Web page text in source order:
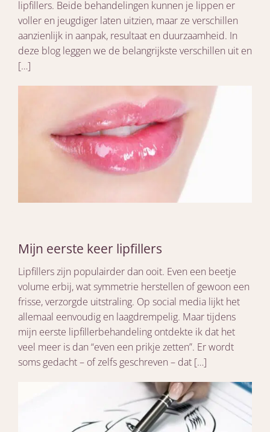
lipfillers. Beide behandelingen kunnen je lippen er
voller en jeugdiger laten uitzien, maar ze verschillen
aanzienlijk in aanpak, resultaat en duurzaamheid. In
deze blog leggen we de belangrijkste verschillen uit en
[…]
Mijn eerste keer lipfillers
Lipfillers zijn populairder dan ooit. Even een beetje
volume erbij, wat symmetrie herstellen of gewoon een
frisse, verzorgde uitstraling. Op social media lijkt het
allemaal eenvoudig en laagdrempelig. Maar tijdens
mijn eerste lipfillerbehandeling ontdekte ik dat het
veel meer is dan “even een prikje zetten”. Er wordt
soms gedacht – of zelfs geschreven – dat […]